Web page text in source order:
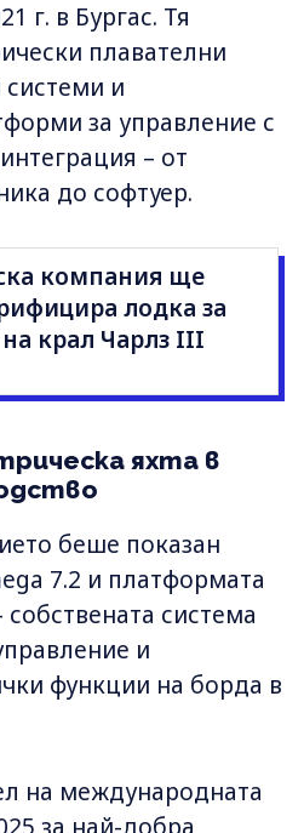
г. в Бургас. Тя
плавателни
и
за управление с
– от
до софтуер.
компания ще
лодка за
крал Чарлз III
яхта в
беше показан
7.2 и платформата
система
и
функции на борда в
на международната